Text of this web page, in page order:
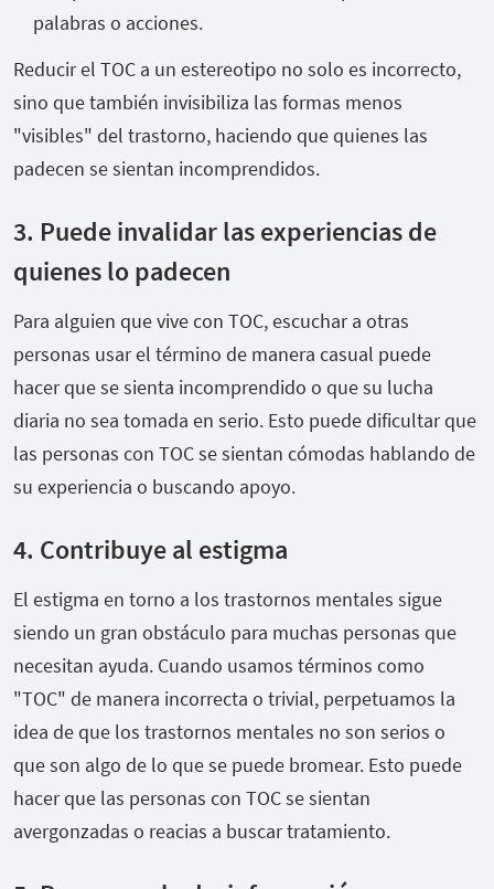
palabras o acciones.
Reducir el TOC a un estereotipo no solo es incorrecto,
sino que también invisibiliza las formas menos
"visibles" del trastorno, haciendo que quienes las
padecen se sientan incomprendidos.
3. Puede invalidar las experiencias de
quienes lo padecen
Para alguien que vive con TOC, escuchar a otras
personas usar el término de manera casual puede
hacer que se sienta incomprendido o que su lucha
diaria no sea tomada en serio. Esto puede dificultar que
las personas con TOC se sientan cómodas hablando de
su experiencia o buscando apoyo.
4. Contribuye al estigma
El estigma en torno a los trastornos mentales sigue
siendo un gran obstáculo para muchas personas que
necesitan ayuda. Cuando usamos términos como
"TOC" de manera incorrecta o trivial, perpetuamos la
idea de que los trastornos mentales no son serios o
que son algo de lo que se puede bromear. Esto puede
hacer que las personas con TOC se sientan
avergonzadas o reacias a buscar tratamiento.